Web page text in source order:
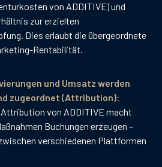
von ADDITIVE) und
zur erzielten
Dies erlaubt die übergeordnete
Rentabilität.
und Umsatz werden
zugeordnet (Attribution):
von ADDITIVE macht
Buchungen erzeugen –
verschiedenen Plattformen